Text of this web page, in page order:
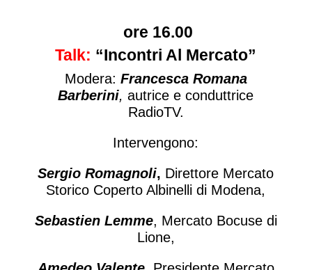
ore 16.00
Talk: “Incontri Al Mercato”
Modera: Francesca Romana
Barberini, autrice e conduttrice
RadioTV.
Intervengono:
Sergio Romagnoli, Direttore Mercato
Storico Coperto Albinelli di Modena,
Sebastien Lemme, Mercato Bocuse di
Lione,